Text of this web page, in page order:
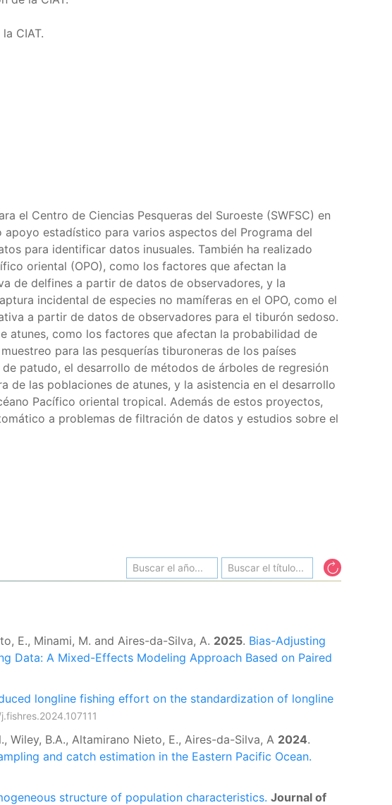
CIAT.
el Centro de Ciencias Pesqueras del Suroeste (SWFSC) en
estadístico para varios aspectos del Programa del
para identificar datos inusuales. También ha realizado
oriental (OPO), como los factores que afectan la
de delfines a partir de datos de observadores, y la
incidental de especies no mamíferas en el OPO, como el
a partir de datos de observadores para el tiburón sedoso.
atunes, como los factores que afectan la probabilidad de
para las pesquerías tiburoneras de los países
patudo, el desarrollo de métodos de árboles de regresión
las poblaciones de atunes, y la asistencia en el desarrollo
Pacífico oriental tropical. Además de estos proyectos,
a problemas de filtración de datos y estudios sobre el
E., Minami, M. and Aires-da-Silva, A. 2025. Bias-Adjusting
Data: A Mixed-Effects Modeling Approach Based on Paired
longline fishing effort on the standardization of longline
Wiley, B.A., Altamirano Nieto, E., Aires-da-Silva, A 2024.
and catch estimation in the Eastern Pacific Ocean.
structure of population characteristics. Journal of